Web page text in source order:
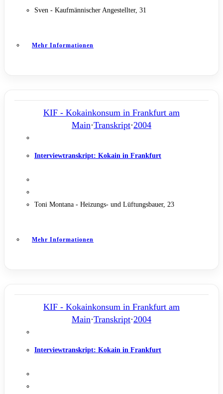
Sven - Kaufmännischer Angestellter, 31
Mehr Informationen
KIF - Kokainkonsum in Frankfurt am
Main·Transkript·2004
Interviewtranskript: Kokain in Frankfurt
Toni Montana - Heizungs- und Lüftungsbauer, 23
Mehr Informationen
KIF - Kokainkonsum in Frankfurt am
Main·Transkript·2004
Interviewtranskript: Kokain in Frankfurt